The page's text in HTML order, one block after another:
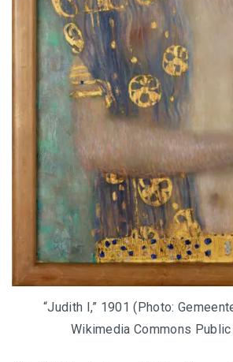
“Judith I,” 1901 (Photo:
Wikimedia Commons Public